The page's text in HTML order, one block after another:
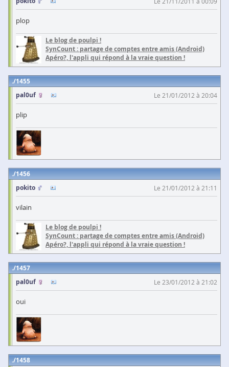
plop
Le blog de poulpi !
SynCount : partage de comptes entre amis (Android)
Apéro?, l'appli qui répond à la vraie question !
1455
pal0uf
Le 21/01/2012 à 20:04
plip
1456
pokito
Le 21/01/2012 à 21:11
vilain
Le blog de poulpi !
SynCount : partage de comptes entre amis (Android)
Apéro?, l'appli qui répond à la vraie question !
1457
pal0uf
Le 23/01/2012 à 21:02
oui
1458